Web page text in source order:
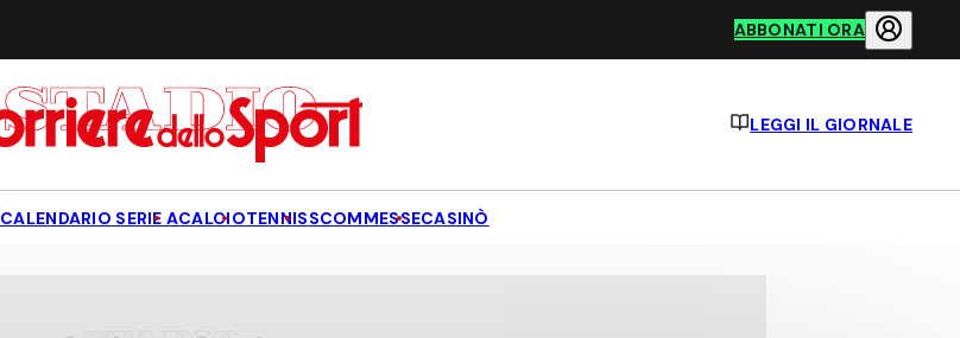
ABBONATI ORA
LEGGI IL GIORNALE
CALENDARIO SERIE ACALCIOTENNISSCOMMESSECASINÒ